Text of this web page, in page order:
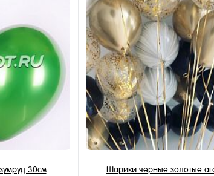
30см Шарики черные золотые